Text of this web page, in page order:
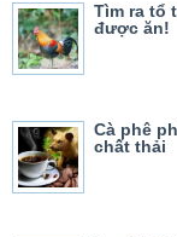
Tìm ra tổ
được ăn!
Cà phê
chất thải